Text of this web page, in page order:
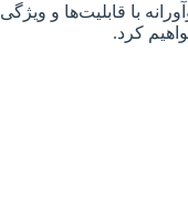
با قابلیت‌ها و
کرد.